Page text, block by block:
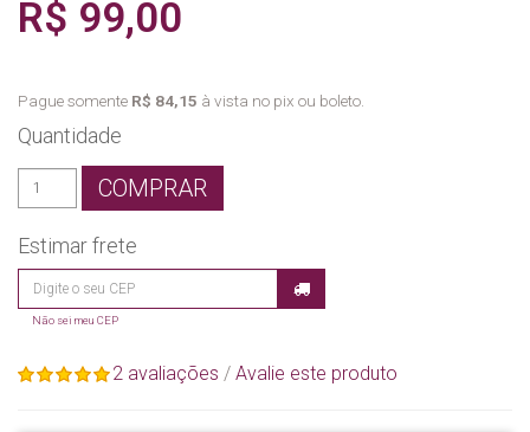
R$ 99,00
Pague somente R$ 84,15 à vista no pix ou boleto.
Quantidade
COMPRAR
Estimar frete
Não sei meu CEP
2 avaliações / Avalie este produto